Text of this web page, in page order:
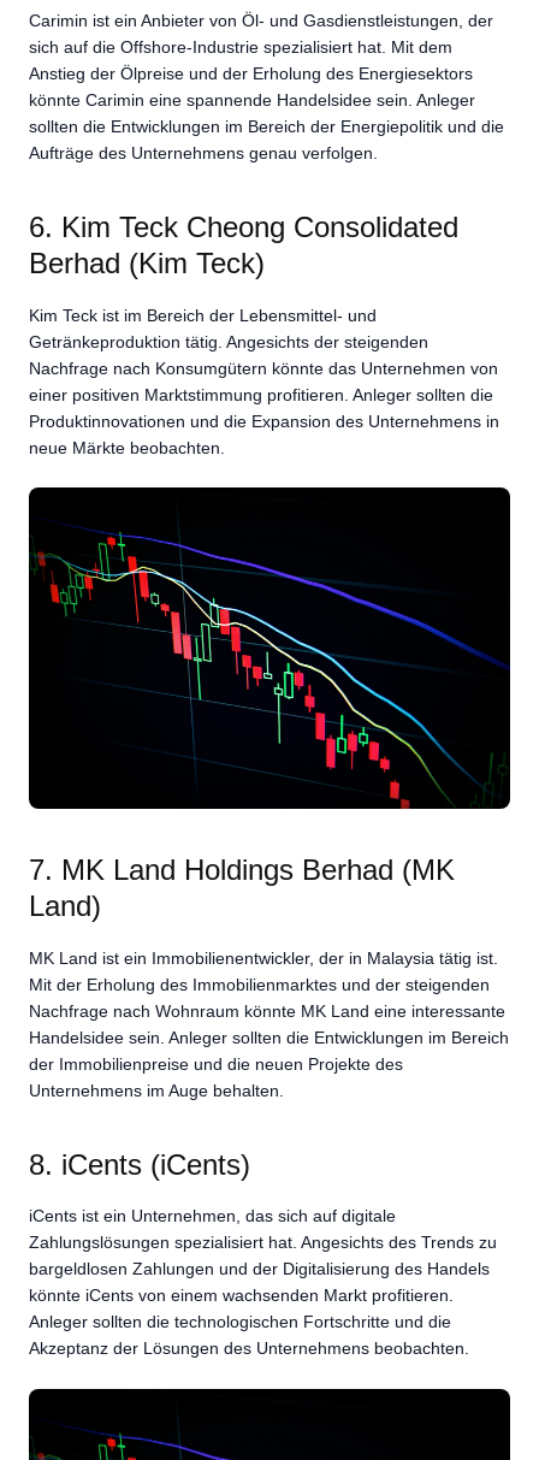
Carimin ist ein Anbieter von Öl- und Gasdienstleistungen, der
sich auf die Offshore-Industrie spezialisiert hat. Mit dem
Anstieg der Ölpreise und der Erholung des Energiesektors
könnte Carimin eine spannende Handelsidee sein. Anleger
sollten die Entwicklungen im Bereich der Energiepolitik und die
Aufträge des Unternehmens genau verfolgen.
6. Kim Teck Cheong Consolidated
Berhad (Kim Teck)
Kim Teck ist im Bereich der Lebensmittel- und
Getränkeproduktion tätig. Angesichts der steigenden
Nachfrage nach Konsumgütern könnte das Unternehmen von
einer positiven Marktstimmung profitieren. Anleger sollten die
Produktinnovationen und die Expansion des Unternehmens in
neue Märkte beobachten.
7. MK Land Holdings Berhad (MK
Land)
MK Land ist ein Immobilienentwickler, der in Malaysia tätig ist.
Mit der Erholung des Immobilienmarktes und der steigenden
Nachfrage nach Wohnraum könnte MK Land eine interessante
Handelsidee sein. Anleger sollten die Entwicklungen im Bereich
der Immobilienpreise und die neuen Projekte des
Unternehmens im Auge behalten.
8. iCents (iCents)
iCents ist ein Unternehmen, das sich auf digitale
Zahlungslösungen spezialisiert hat. Angesichts des Trends zu
bargeldlosen Zahlungen und der Digitalisierung des Handels
könnte iCents von einem wachsenden Markt profitieren.
Anleger sollten die technologischen Fortschritte und die
Akzeptanz der Lösungen des Unternehmens beobachten.